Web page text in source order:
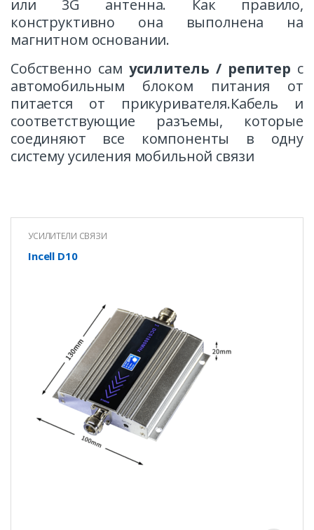
или 3G антенна. Как правило,
конструктивно она выполнена на
магнитном основании.
Собственно сам усилитель / репитер с
автомобильным блоком питания от
питается от прикуривателя.Кабель и
соответствующие разъемы, которые
соединяют все компоненты в одну
систему усиления мобильной связи
УСИЛИТЕЛИ СВЯЗИ
Incell D10